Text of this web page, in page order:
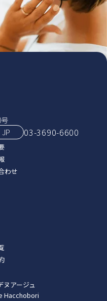
JP 03‑3690‑6600
わせ
ヌアージュ
Hacchobori